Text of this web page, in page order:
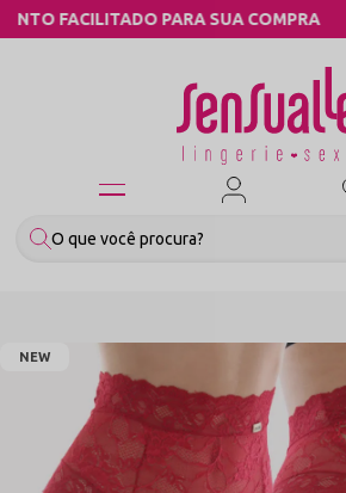
COMPRE PELO
NEW